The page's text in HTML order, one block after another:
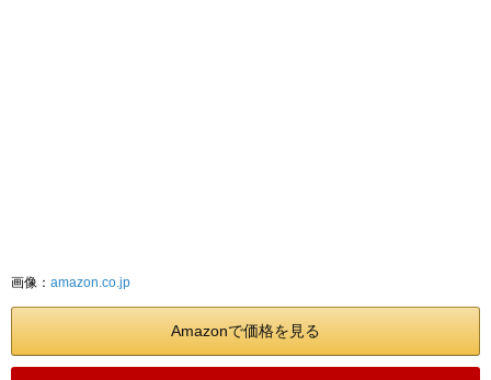
画像： amazon.co.jp
Amazonで価格を見る